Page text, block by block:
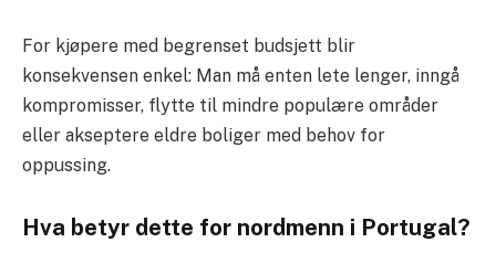
For kjøpere med begrenset budsjett blir
konsekvensen enkel: Man må enten lete lenger, inngå
kompromisser, flytte til mindre populære områder
eller akseptere eldre boliger med behov for
oppussing.
Hva betyr dette for nordmenn i Portugal?